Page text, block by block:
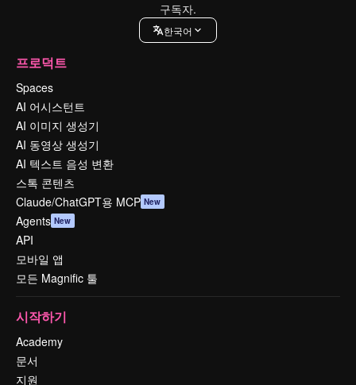
구독자.
한국어
프로덕트
Spaces
AI 어시스턴트
AI 이미지 생성기
AI 동영상 생성기
AI 텍스트 음성 변환
스톡 콘텐츠
Claude/ChatGPT용 MCP New
Agents New
API
모바일 앱
모든 Magnific 툴
시작하기
Academy
문서
지원